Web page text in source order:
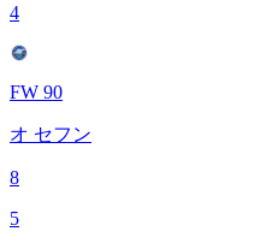
4
FW 90
オ セフン
8
5